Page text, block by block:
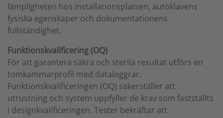
lämpligheten hos installationsplatsen, autoklavens
fysiska egenskaper och dokumentationens
fullständighet.
Funktionskvalificering (OQ)
För att garantera säkra och sterila resultat utförs en
tomkammarprofil med dataloggrar.
Funktionskvalificeringen (OQ) säkerställer att
utrustning och system uppfyller de krav som fastställts
i designkvalificeringen. Tester bekräftar att